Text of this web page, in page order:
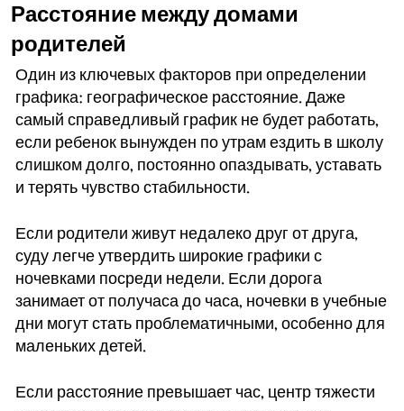
Расстояние между домами
родителей
Один из ключевых факторов при определении
графика: географическое расстояние. Даже
самый справедливый график не будет работать,
если ребенок вынужден по утрам ездить в школу
слишком долго, постоянно опаздывать, уставать
и терять чувство стабильности.
Если родители живут недалеко друг от друга,
суду легче утвердить широкие графики с
ночевками посреди недели. Если дорога
занимает от получаса до часа, ночевки в учебные
дни могут стать проблематичными, особенно для
маленьких детей.
Если расстояние превышает час, центр тяжести